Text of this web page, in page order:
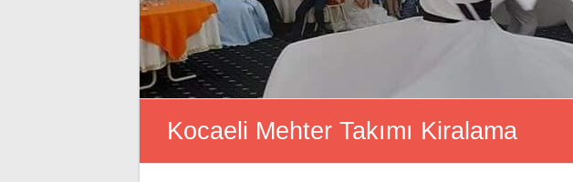
Kocaeli Mehter Takımı Kiralama